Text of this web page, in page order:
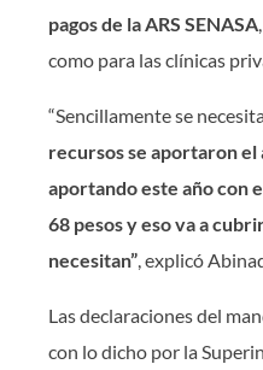
pagos de la ARS SENASA
como para las clínicas
“Sencillamente se
recursos se aportaron el
aportando este añocon
68 pesos y eso va a
necesitan” , explicó
Las declaraciones del
con lo dicho por la